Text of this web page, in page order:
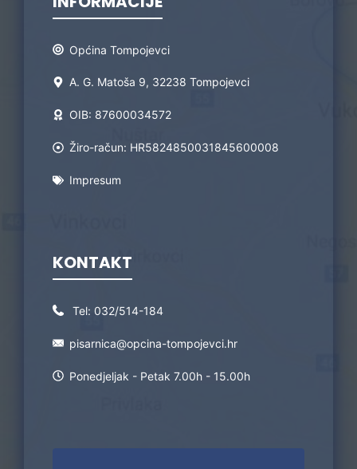
Općina Tompojevci
A. G. Matoša 9, 32238 Tompojevci
OIB: 87600034572
Žiro-račun: HR5824850031845600008
Impresum
KONTAKT
Tel: 032/514-184
pisarnica@opcina-tompojevci.hr
Ponedjeljak - Petak 7.00h - 15.00h